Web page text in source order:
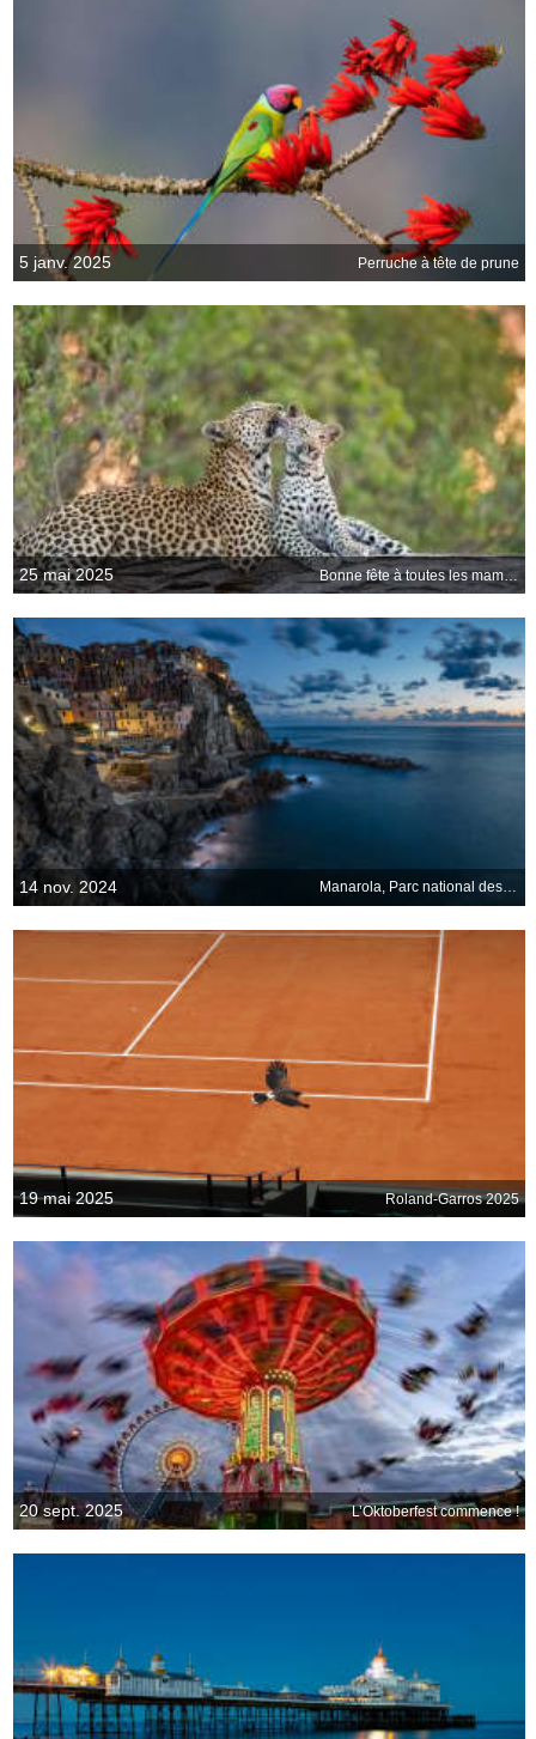
5 janv. 2025 Perruche à tête de prune
25 mai 2025 Bonne fête à toutes les mamans
14 nov. 2024 Manarola, Parc national des Cinque Terre, Ligurie, Italie
19 mai 2025 Roland-Garros 2025
20 sept. 2025 L’Oktoberfest commence !